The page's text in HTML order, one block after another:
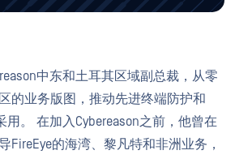
中东和土耳其区域副总裁，从零
的业务版图，推动先进终端防护和
用。 在加入Cybereason之前，他曾在
FireEye的海湾、黎凡特和非洲业务，